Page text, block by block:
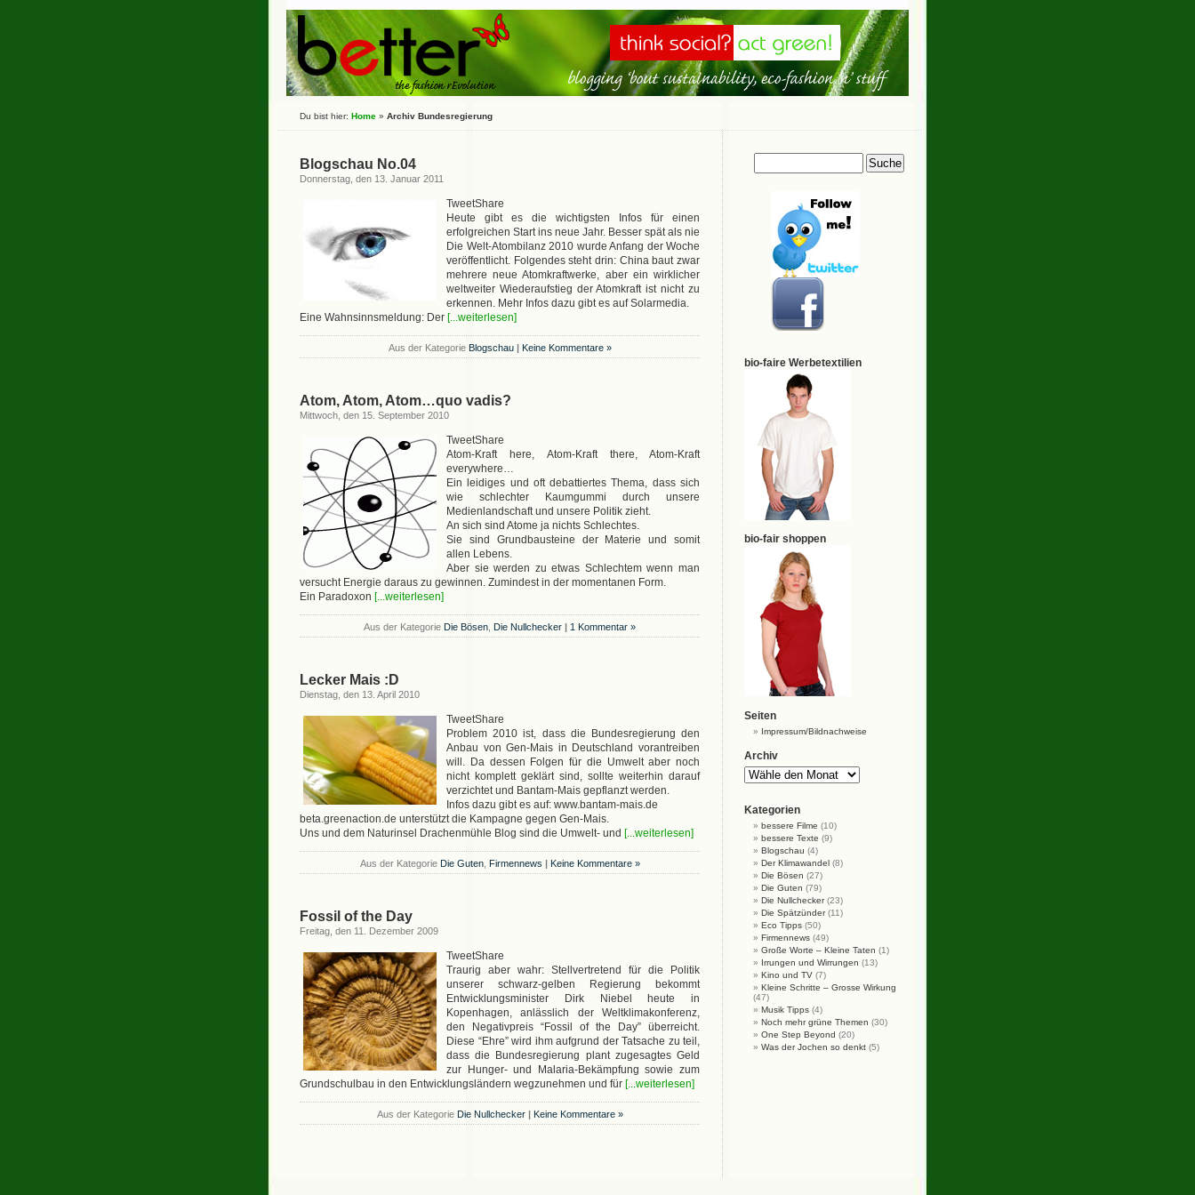
Du bist hier: Home » Archiv Bundesregierung
Blogschau No.04
Donnerstag, den 13. Januar 2011
TweetShare
Heute gibt es die wichtigsten Infos für einen
erfolgreichen Start ins neue Jahr. Besser spät als nie
Die Welt-Atombilanz 2010 wurde Anfang der Woche
veröffentlicht. Folgendes steht drin: China baut zwar
mehrere neue Atomkraftwerke, aber ein wirklicher
weltweiter Wiederaufstieg der Atomkraft ist nicht zu
erkennen. Mehr Infos dazu gibt es auf Solarmedia.
Eine Wahnsinnsmeldung: Der [...weiterlesen]
Aus der Kategorie Blogschau | Keine Kommentare »
Atom, Atom, Atom…quo vadis?
Mittwoch, den 15. September 2010
TweetShare
Atom-Kraft here, Atom-Kraft there, Atom-Kraft
everywhere…
Ein leidiges und oft debattiertes Thema, dass sich
wie schlechter Kaumgummi durch unsere
Medienlandschaft und unsere Politik zieht.
An sich sind Atome ja nichts Schlechtes.
Sie sind Grundbausteine der Materie und somit
allen Lebens.
Aber sie werden zu etwas Schlechtem wenn man
versucht Energie daraus zu gewinnen. Zumindest in der momentanen Form.
Ein Paradoxon [...weiterlesen]
Aus der Kategorie Die Bösen Die Nullchecker | 1 Kommentar »
Lecker Mais :D
Dienstag, den 13. April 2010
TweetShare
Problem 2010 ist, dass die Bundesregierung den
Anbau von Gen-Mais in Deutschland vorantreiben
will. Da dessen Folgen für die Umwelt aber noch
nicht komplett geklärt sind, sollte weiterhin darauf
verzichtet und Bantam-Mais gepflanzt werden.
Infos dazu gibt es auf: www.bantam-mais.de
beta.greenaction.de unterstützt die Kampagne gegen Gen-Mais.
Uns und dem Naturinsel Drachenmühle Blog sind die Umwelt- und [...weiterlesen]
Aus der Kategorie Die Guten, Firmennews | Keine Kommentare »
Fossil of the Day
Freitag, den 11. Dezember 2009
TweetShare
Traurig aber wahr: Stellvertretend für die Politik
unserer schwarz-gelben Regierung bekommt
Entwicklungsminister Dirk Niebel heute in
Kopenhagen, anlässlich der Weltklimakonferenz,
den Negativpreis “Fossil of the Day” überreicht.
Diese “Ehre” wird ihm aufgrund der Tatsache zu teil,
dass die Bundesregierung plant zugesagtes Geld
zur Hunger- und Malaria-Bekämpfung sowie zum
Grundschulbau in den Entwicklungsländern wegzunehmen und für [...weiterlesen]
Aus der Kategorie Die Nullchecker | Keine Kommentare »
bio-faire Werbetextilien
bio-fair shoppen
Seiten
Impressum/Bildnachweise
Archiv
Kategorien
bessere Filme (10)
bessere Texte (9)
Blogschau (4)
Der Klimawandel (8)
Die Bösen (27)
Die Guten (79)
Die Nullchecker(23)
Die Spätzünder(11)
Eco Tipps (50)
Firmennews (49)
Große Worte – Kleine Taten (1)
Irrungen und Wirrungen (13)
Kino und TV (7)
Kleine Schritte – Grosse Wirkung
(47)
Musik Tipps (4)
Noch mehr grüne Themen (30)
One Step Beyond (20)
Was der Jochen so denkt (5)